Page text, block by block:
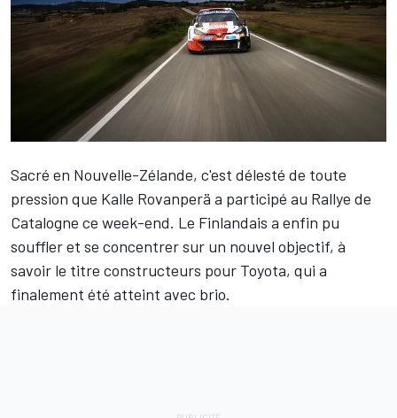
Sacré en Nouvelle-Zélande, c'est délesté de toute
pression que Kalle Rovanperä a participé au Rallye de
Catalogne ce week-end. Le Finlandais a enfin pu
souffler et se concentrer sur un nouvel objectif, à
savoir le titre constructeurs pour Toyota, qui a
finalement été atteint avec brio.